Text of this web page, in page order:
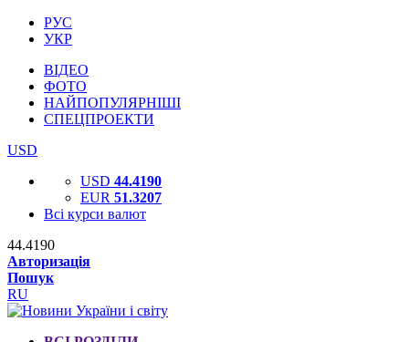
РУС
УКР
ВІДЕО
ФОТО
НАЙПОПУЛЯРНІШІ
СПЕЦПРОЕКТИ
USD
USD 44.4190
EUR 51.3207
Всі курси валют
44.4190
Авторизація
Пошук
RU